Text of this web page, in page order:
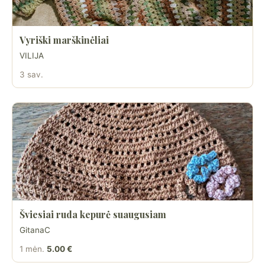
Vyriški marškinėliai
VILIJA
3 sav.
Šviesiai ruda kepurė suaugusiam
GitanaC
1 mėn. 5.00 €